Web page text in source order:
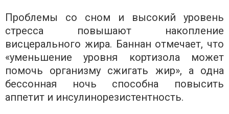
Проблемы со сном и высокий уровень
стресса повышают накопление
висцерального жира. Баннан отмечает, что
«уменьшение уровня кортизола может
помочь организму сжигать жир», а одна
бессонная ночь способна повысить
аппетит и инсулинорезистентность.